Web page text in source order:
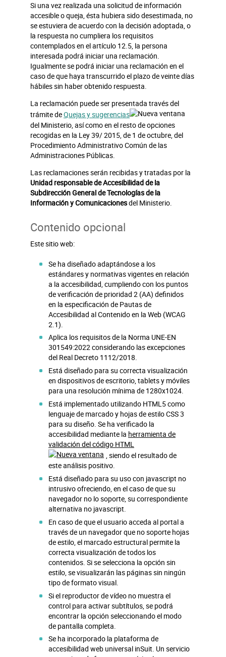
Si una vez realizada una solicitud de información
accesible o queja, ésta hubiera sido desestimada, no
se estuviera de acuerdo con la decisión adoptada, o
la respuesta no cumpliera los requisitos
contemplados en el artículo 12.5, la persona
interesada podrá iniciar una reclamación.
Igualmente se podrá iniciar una reclamación en el
caso de que haya transcurrido el plazo de veinte días
hábiles sin haber obtenido respuesta.
La reclamación puede ser presentada través del
trámite deQuejas y sugerencias
del Ministerio, así como en el resto de opciones
recogidas en la Ley 39/ 2015, de 1 de octubre, del
Procedimiento Administrativo Común de las
Administraciones Públicas.
Las reclamaciones serán recibidas y tratadas por la
Unidad responsable de Accesibilidad de la
Subdirección General de Tecnologías de la
Información y Comunicacionesdel Ministerio.
Contenido opcional
Este sitio web:
Se ha diseñado adaptándose a los
estándares y normativas vigentes en relación
a la accesibilidad, cumpliendo con los puntos
de verificación de prioridad 2 (AA) definidos
en la especificación de Pautas de
Accesibilidad al Contenido en la Web (WCAG
2.1).
Aplica los requisitos de la Norma UNE-EN
301549:2022 considerando las excepciones
del Real Decreto 1112/2018.
Está diseñado para su correcta visualización
en dispositivos de escritorio, tablets y móviles
para una resolución mínima de 1280x1024.
Está implementado utilizando HTML5 como
lenguaje de marcado y hojas de estilo CSS 3
para su diseño. Se ha verificado la
accesibilidad mediante la herramienta de
validación del código HTML
, siendo el resultado de
este análisis positivo.
Está diseñado para su uso con javascript no
intrusivo ofreciendo, en el caso de que su
navegador no lo soporte, su correspondiente
alternativa no javascript.
En caso de que el usuario acceda al portal a
través de un navegador que no soporte hojas
de estilo, el marcado estructural permite la
correcta visualización de todos los
contenidos. Si se selecciona la opción sin
estilo, se visualizarán las páginas sin ningún
tipo de formato visual.
Si el reproductor de vídeo no muestra el
control para activar subtítulos, se podrá
encontrar la opción seleccionando el modo
de pantalla completa.
Se ha incorporado la plataforma de
accesibilidad web universal inSuit. Un servicio